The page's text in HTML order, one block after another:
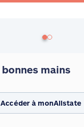
bonnes mains
Accéder à monAllstate